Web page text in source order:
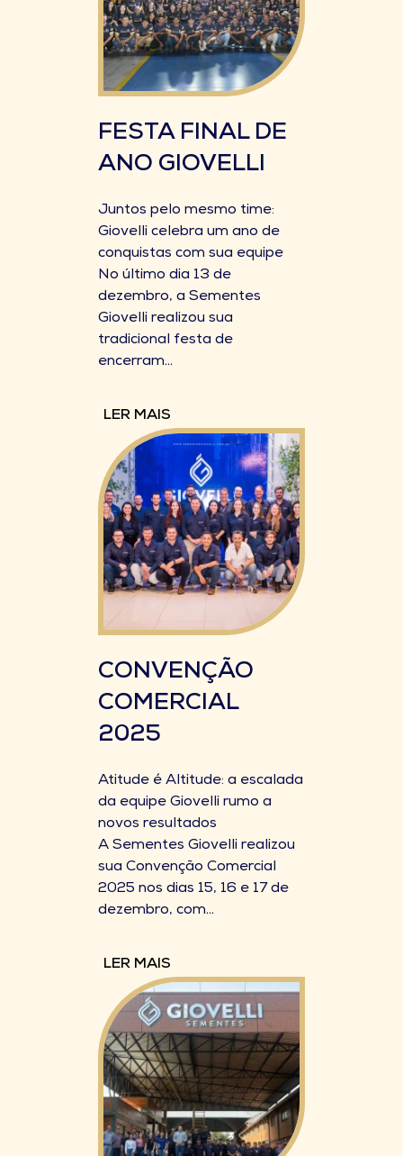
FESTA FINAL DE
ANO GIOVELLI
Juntos pelo mesmo time:
Giovelli celebra um ano de
conquistas com sua equipe
No último dia 13 de
dezembro, a Sementes
Giovelli realizou sua
tradicional festa de
encerram...
LER MAIS
CONVENÇÃO
COMERCIAL
2025
Atitude é Altitude: a escalada
da equipe Giovelli rumo a
novos resultados
A Sementes Giovelli realizou
sua Convenção Comercial
2025 nos dias 15, 16 e 17 de
dezembro, com...
LER MAIS